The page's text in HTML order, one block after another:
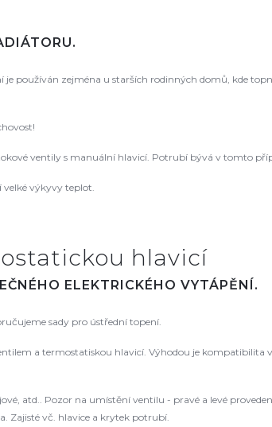
používán zejména u starších rodinných domů, kde
ventily s manuální hlavicí. Potrubí bývá v tomto
výkyvy teplot.
hlavicí
ELEKTRICKÉHO VYTÁPĚNÍ.
sady pro ústřední topení.
a termostatiskou hlavicí. Výhodou je kompatibilita
atd.. Pozor na umístění ventilu - pravé a levé
Zajisté vč. hlavice a krytek potrubí.